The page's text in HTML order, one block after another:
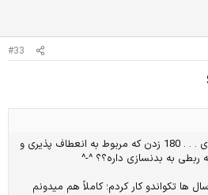
#33
آقای reza.d ، من گفتم بدنسازی . . . 180 زدن که مربوط به انعطاف پذیری و
به بدنسازی داره؟؟ ^-^
ها تکواندو کار کردم؛ کاملاً هم میدونم